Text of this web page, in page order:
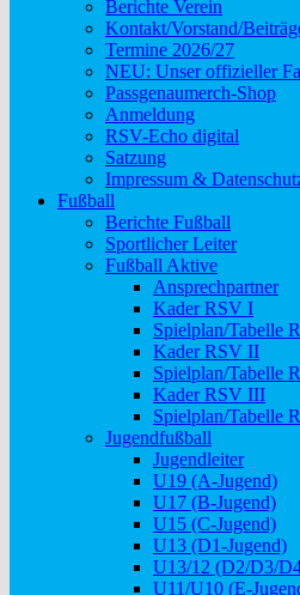
Berichte Verein
Kontakt/Vorstand/
Termine 2026/27
NEU: Unser offizieller
Passgenaumerch-Shop
Anmeldung
RSV-Echo digital
Satzung
Impressum &
Fußball
Berichte Fußball
Sportlicher Leiter
Fußball Aktive
Ansprechpartner
Kader RSV I
Spielplan/Tabelle
Kader RSV II
Spielplan/Tabelle
Kader RSV III
Spielplan/Tabelle
Jugendfußball
Jugendleiter
U19 (A-Jugend)
U17 (B-Jugend)
U15 (C-Jugend)
U13 (D1-Jugend)
U13/12 (D2/D3/
U11/U10 (E-